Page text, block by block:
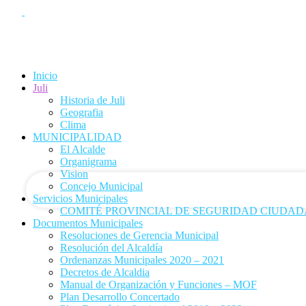
Inicio
Juli
Historia de Juli
Geografia
Clima
MUNICIPALIDAD
El Alcalde
Organigrama
Vision
Concejo Municipal
Servicios Municipales
COMITÉ PROVINCIAL DE SEGURIDAD
Documentos Municipales
Resoluciones de Gerencia Municipal
Resolución del Alcaldía
Ordenanzas Municipales 2020 – 2021
Decretos de Alcaldia
Manual de Organización y Funciones – MOF
Plan Desarrollo Concertado
tu contraseña